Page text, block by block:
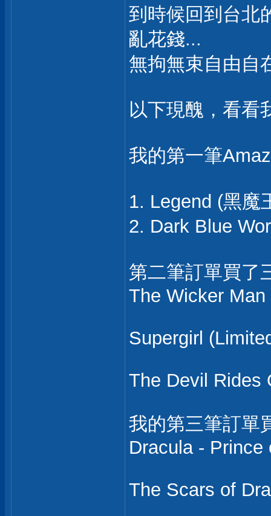
到時候回到台北
亂花錢...
無拘無束自由自
以下現醜，看看
我的第一筆
1. Legend (黑魔
2. Dark Blue
第二筆訂單買了
The Wicker
Supergirl
The Devil Rides
我的第三筆訂單
Dracula - Prince
The Scars of